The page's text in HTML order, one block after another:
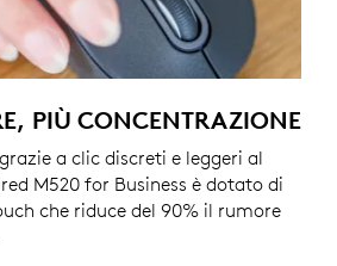
PIÙ CONCENTRAZIONE
a clic discreti e leggeri al
M520 for Business è dotato di
che riduce del 90% il rumore
clic è stato ridotto di oltre il